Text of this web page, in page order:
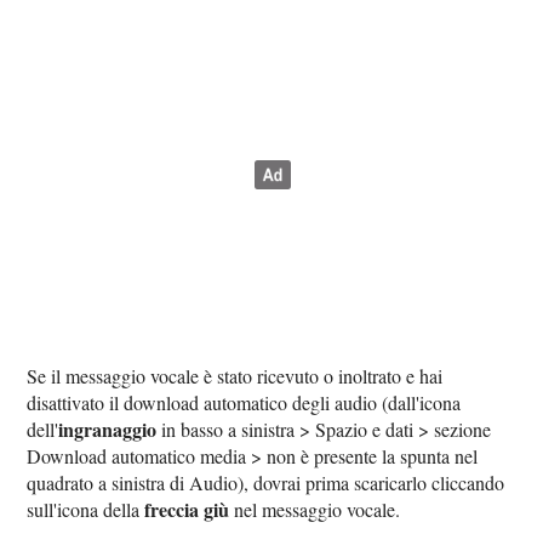
Se il messaggio vocale è stato ricevuto o inoltrato e hai
disattivato il download automatico degli audio (dall'icona
dell'ingranaggioin basso a sinistra > Spazio e dati > sezione
Download automatico media > non è presente la spunta nel
quadrato a sinistra di Audio), dovrai prima scaricarlo cliccando
sull'icona dellafreccia giùnel messaggio vocale.